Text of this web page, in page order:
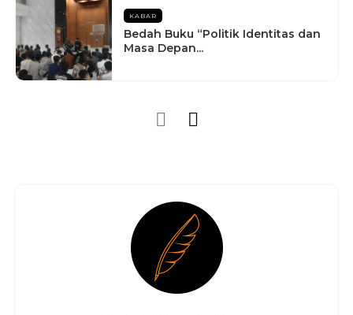
KABAR
Bedah Buku “Politik Identitas dan
Masa Depan...